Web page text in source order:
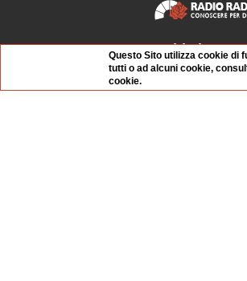
Chi siamo
Dossier Radio
Questo sito
Questo Sito utilizza cookie di
tutti o ad alcuni cookie,
cookie.